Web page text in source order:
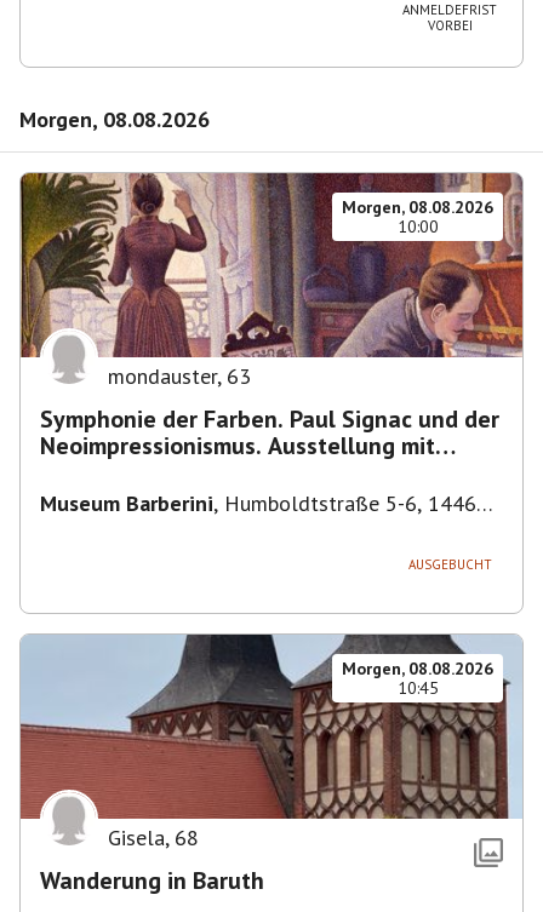
ANMELDEFRIST
VORBEI
Morgen, 08.08.2026
Morgen, 08.08.2026
10:00
mondauster, 63
Symphonie der Farben. Paul Signac und der
Neoimpressionismus. Ausstellung mit
Museum Barberini, Humboldtstraße 5-6, 14467
AUSGEBUCHT
Morgen, 08.08.2026
10:45
Gisela, 68
Wanderung in Baruth